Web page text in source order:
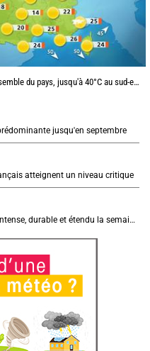
du pays, jusqu'à 40°C au sud-est
jusqu'en septembre
atteignent un niveau critique
Cinquième canicule de l’été : un épisode intense, durable et étendu la semaine prochaine